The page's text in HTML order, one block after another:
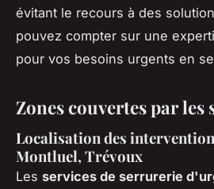
évitant le recours à des
pouvez compter sur une
pour vos besoins urgents en
Zones couvertes par les
Localisation des
Montluel, Trévoux
Les services de serrurerie